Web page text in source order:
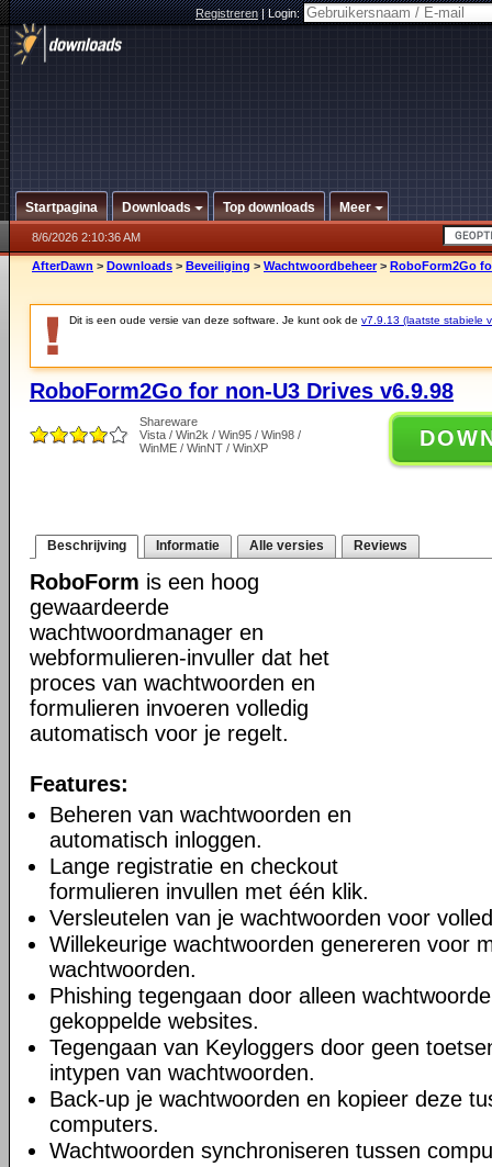
Registreren|Login:
Startpagina Downloads Top downloads Meer
8/6/2026 2:10:36 AM
AfterDawn > Downloads > Beveiliging > Wachtwoordbeheer > RoboForm2Go
Dit is een oude versie van deze software. Je kunt ook de v7.9.13 (laatste stabiele
RoboForm2Go for non-U3 Drives v6.9.98
Shareware
Vista / Win2k / Win95 / Win98 /
WinME / WinNT / WinXP
Beschrijving Informatie Alle versies Reviews
RoboForm is een hoog
gewaardeerde
wachtwoordmanager en
webformulieren-invuller dat het
proces van wachtwoorden en
formulieren invoeren volledig
automatisch voor je regelt.
Features:
Beheren van wachtwoorden en
automatisch inloggen.
Lange registratie en checkout
formulieren invullen met één klik.
Versleutelen van je wachtwoorden voor
Willekeurige wachtwoorden genereren voor
wachtwoorden.
Phishing tegengaan door alleen
gekoppelde websites.
Tegengaan van Keyloggers door geen
intypen van wachtwoorden.
Back-up je wachtwoorden en kopieer deze
computers.
Wachtwoorden synchroniseren tussen